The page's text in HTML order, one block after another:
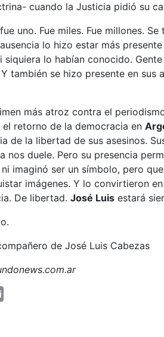
cuando la Justicia pidió su
uno. Fue miles. Fue millones.
lo hizo estar más
siquiera lo habían conocido.
también se hizo presente en sus
más atroz contra el
el retorno de la democracia en
de la libertad de sus asesinos.
nos duele. Pero su presencia
imaginó ser un símbolo, pero
imágenes. Y lo convirtieron
De libertad.José Luis estará
de José Luis Cabezas